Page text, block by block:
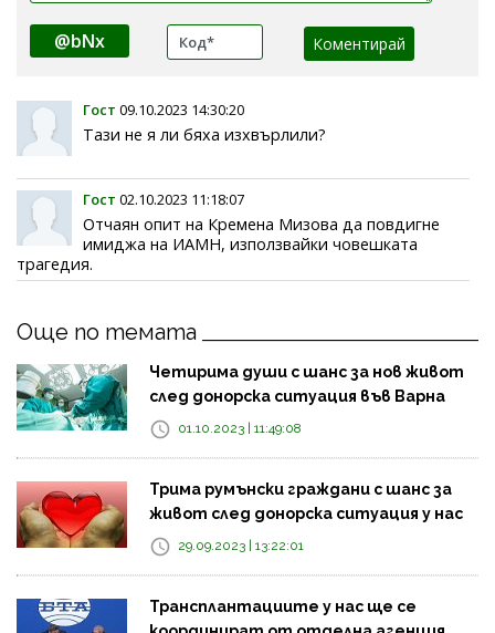
@bNx
Гост 09.10.2023 14:30:20
Тази не я ли бяха изхвърлили?
Гост 02.10.2023 11:18:07
Отчаян опит на Кремена Мизова да повдигне
имиджа на ИАМН, използвайки човешката
трагедия.
Още по темата
Четирима души с шанс за нов живот
след донорска ситуация във Варна
01.10.2023 | 11:49:08
Трима румънски граждани с шанс за
живот след донорска ситуация у нас
29.09.2023 | 13:22:01
Трансплантациите у нас ще се